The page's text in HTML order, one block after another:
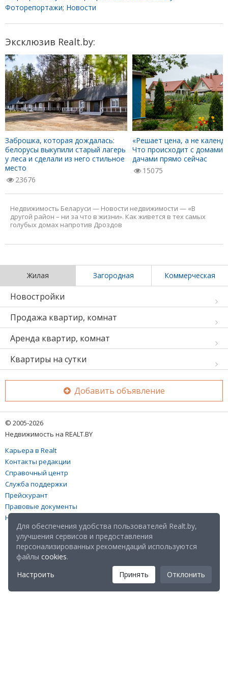
Фоторепортажи; Новости
Эксклюзив Realt.by:
Заброшка, которая дождалась:
белорусы выкупили старый лагерь
у леса и сделали из него стильное
место
23676
«Решает цена, а не
Что происходит с домами
дачами прямо сейчас
15075
Недвижимость Беларуси — Новости недвижимости — «В
другой район – ни за что в жизни». Как живется в тех самых
голубых домах напротив Дроздов
Жилая Загородная Коммерческая
Новостройки
Продажа квартир, комнат
Аренда квартир, комнат
Квартиры на сутки
Добавить объявление
© 2005-2026
Недвижимость на REALT.BY
Карьера в Realt
Контакты редакции
Справочный центр
Служба поддержки
Прейскурант
Правовые документы
Настройка файлов cookies
Для обеспечения удобства пользователей Realt.by,
улучшения сервисов и предоставления
персонализированных рекомендаций используются
файлы cookies.
Настроить
Принять Отклонить